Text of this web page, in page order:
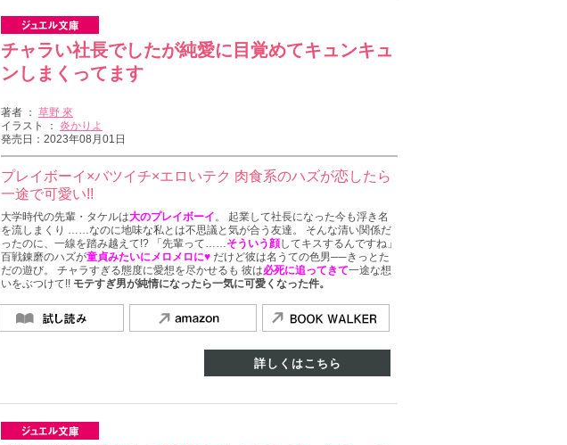
チャラい社長でしたが純愛に目覚めてキュンキュ
ンしまくってます
著者 ： 草野 來
イラスト ： 炎かりよ
発売日：2023年08月01日
プレイボーイ×バツイチ×エロいテク 肉食系のハズが恋したら
一途で可愛い!!
大学時代の先輩・タケルは大のプレイボーイ。 起業して社長になった今も浮き名
を流しまくり ……なのに地味な私とは不思議と気が合う友達。 そんな清い関係だ
ったのに、一線を踏み越えて!? 「先輩って……そういう顔してキスするんですね」
百戦錬磨のハズが童貞みたいにメロメロに♥ だけど彼は名うての色男──きっとた
だの遊び。 チャラすぎる態度に愛想を尽かせるも 彼は必死に追ってきて一途な想
いをぶつけて!! モテすぎ男が純情になったら一気に可愛くなった件。
詳しくはこちら